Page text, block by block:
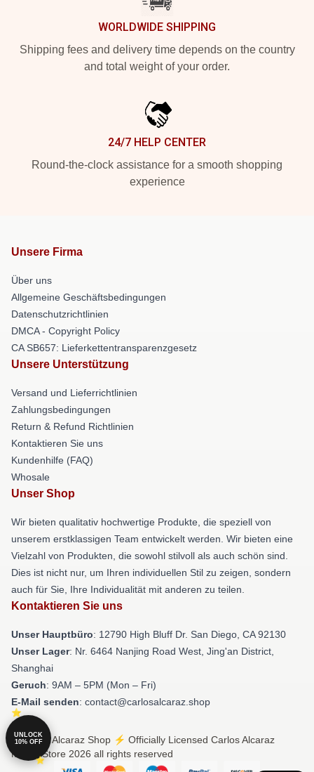
WORLDWIDE SHIPPING
Shipping fees and delivery time depends on the country
and total weight of your order.
24/7 HELP CENTER
Round-the-clock assistance for a smooth shopping
experience
Unsere Firma
Über uns
Allgemeine Geschäftsbedingungen
Datenschutzrichtlinien
DMCA - Copyright Policy
CA SB657: Lieferkettentransparenzgesetz
Unsere Unterstützung
Versand und Lieferrichtlinien
Zahlungsbedingungen
Return & Refund Richtlinien
Kontaktieren Sie uns
Kundenhilfe (FAQ)
Whosale
Unser Shop
Wir bieten qualitativ hochwertige Produkte, die speziell von
unserem erstklassigen Team entwickelt werden. Wir bieten eine
Vielzahl von Produkten, die sowohl stilvoll als auch schön sind.
Dies ist nicht nur, um Ihren individuellen Stil zu zeigen, sondern
auch für Sie, Ihre Individualität mit anderen zu teilen.
Kontaktieren Sie uns
Unser Hauptbüro: 12790 High Bluff Dr. San Diego, CA 92130
Unser Lager: Nr. 6464 Nanjing Road West, Jing'an District,
Shanghai
Geruch: 9AM – 5PM (Mon – Fri)
E-Mail senden: contact@carlosalcaraz.shop
© Carlos Alcaraz Shop ⚡️ Officially Licensed Carlos Alcaraz
Merch Store 2026 all rights reserved
UNLOCK
10% OFF